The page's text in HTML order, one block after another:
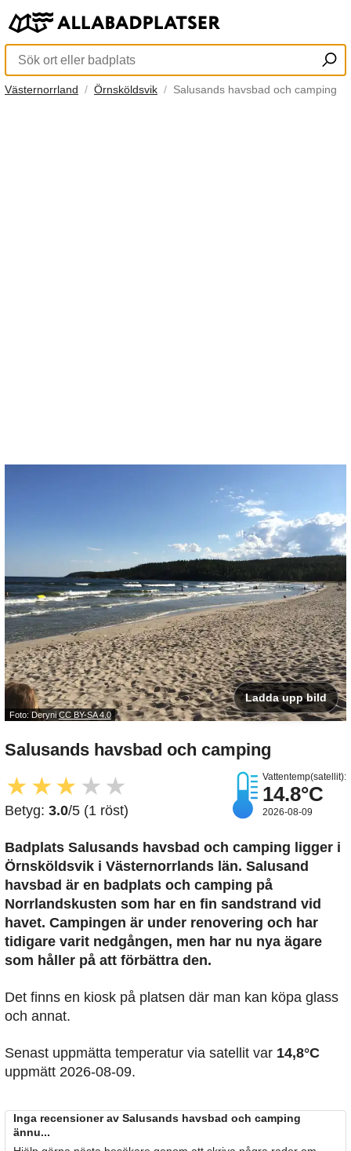
Västernorrland Örnsköldsvik Salusands havsbad och camping
Foto: DeryniCC BY-SA 4.0
Ladda upp bild
Salusands havsbad och camping
★ ★★ ★ ★
Betyg: 3.0/5 (1 röst)
Vattentemp(satellit):
14.8°C
2026-08-09
Badplats Salusands havsbad och camping ligger i
Örnsköldsvik i Västernorrlands län. Salusand
havsbad är en badplats och camping på
Norrlandskusten som har en fin sandstrand vid
havet. Campingen är under renovering och har
tidigare varit nedgången, men har nu nya ägare
som håller på att förbättra den.
Det finns en kiosk på platsen där man kan köpa glass
och annat.
Senast uppmätta temperatur via satellit var 14,8°C
uppmätt 2026-08-09.
Inga recensioner av Salusands havsbad och camping
ännu...